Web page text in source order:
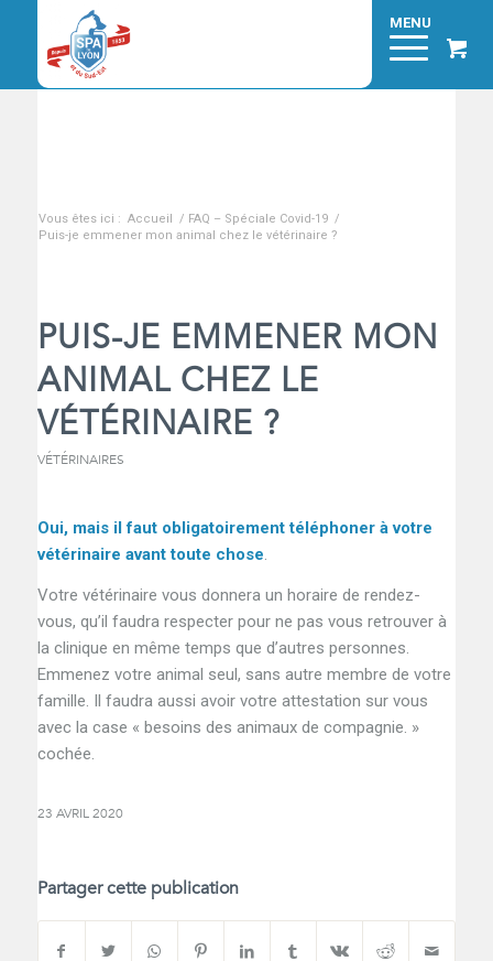
Vous êtes ici : Accueil / FAQ – Spéciale Covid-19 /
Puis-je emmener mon animal chez le vétérinaire ?
PUIS-JE EMMENER MON
ANIMAL CHEZ LE
VÉTÉRINAIRE ?
VÉTÉRINAIRES
Oui, mais il faut obligatoirement téléphoner à votre
vétérinaire avant toute chose.
Votre vétérinaire vous donnera un horaire de rendez-
vous, qu’il faudra respecter pour ne pas vous retrouver à
la clinique en même temps que d’autres personnes.
Emmenez votre animal seul, sans autre membre de votre
famille. Il faudra aussi avoir votre attestation sur vous
avec la case « besoins des animaux de compagnie. »
cochée.
23 AVRIL 2020
Partager cette publication